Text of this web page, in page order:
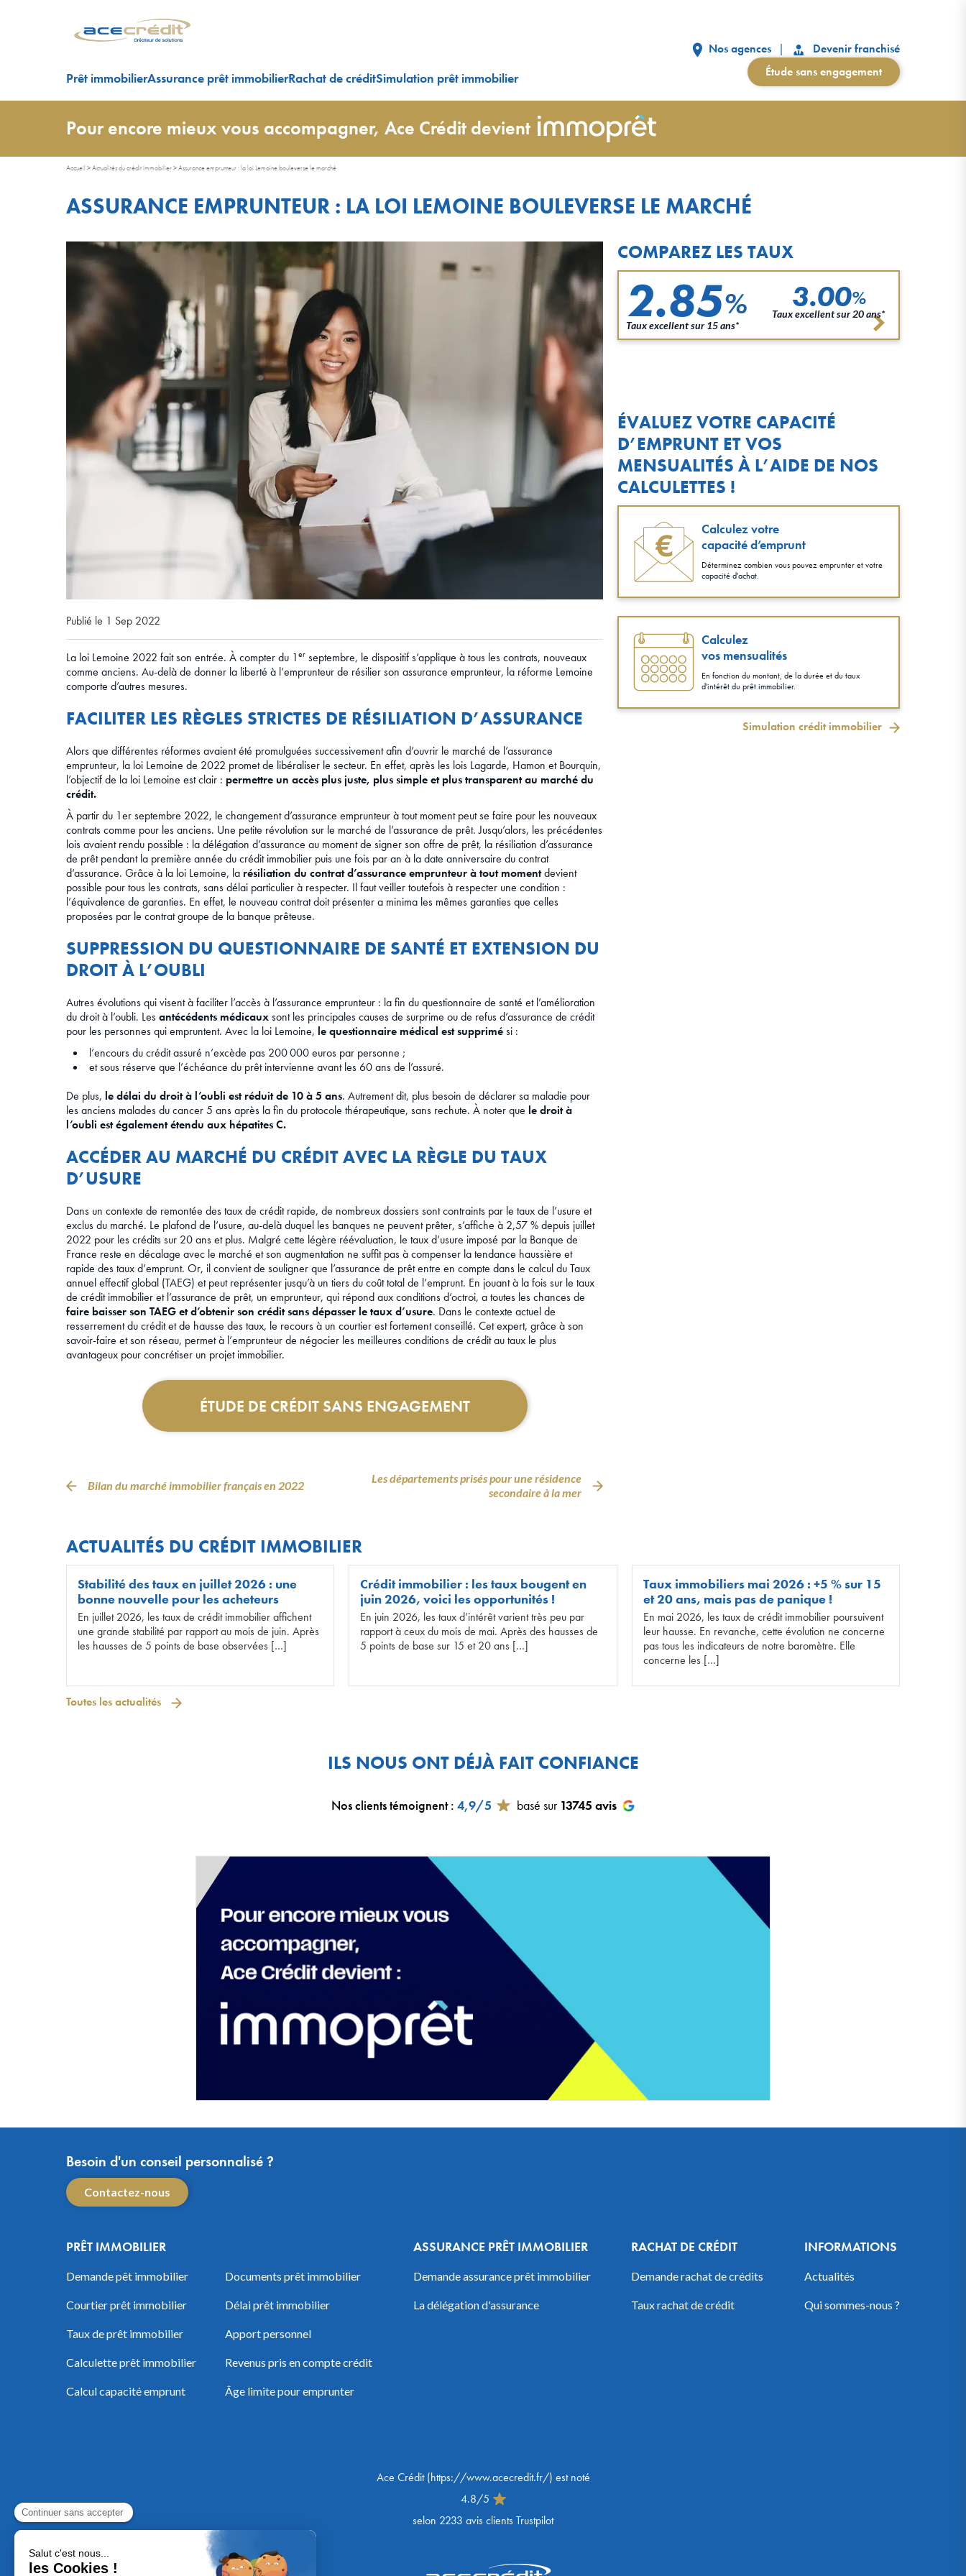
Prêt immobilierAssurance prêt immobilierRachat de créditSimulation prêt immobilier
Nos agences
Devenir franchisé
Étude sans engagement
Pour encore mieux vous accompagner, Ace Crédit devient
Accueil >Actualités du crédit immobilier>Assurance emprunteur : la loi Lemoine bouleverse le marché
ASSURANCE EMPRUNTEUR : LA LOI LEMOINE BOULEVERSE LE MARCHÉ
Publié le 1 Sep 2022
La loi Lemoine 2022 fait son entrée. À compter du 1er septembre, le dispositif s’applique à tous les contrats, nouveaux
comme anciens. Au-delà de donner la liberté à l’emprunteur de résilier son assurance emprunteur, la réforme Lemoine
comporte d’autres mesures.
FACILITER LES RÈGLES STRICTES DE RÉSILIATION D’ASSURANCE
Alors que différentes réformes avaient été promulguées successivement afin d’ouvrir le marché de l’assurance
emprunteur, la loi Lemoine de 2022 promet de libéraliser le secteur. En effet, après les lois Lagarde, Hamon et Bourquin,
l’objectif de la loi Lemoine est clair : permettre un accès plus juste, plus simple et plus transparent au marché du
crédit.
À partir du 1er septembre 2022, le changement d’assurance emprunteur à tout moment peut se faire pour les nouveaux
contrats comme pour les anciens. Une petite révolution sur le marché de l’assurance de prêt. Jusqu’alors, les précédentes
lois avaient rendu possible : la délégation d’assurance au moment de signer son offre de prêt, la résiliation d’assurance
de prêt pendant la première année du crédit immobilier puis une fois par an à la date anniversaire du contrat
d’assurance. Grâce à la loi Lemoine, la résiliation du contrat d’assurance emprunteur à tout momentdevient
possible pour tous les contrats, sans délai particulier à respecter. Il faut veiller toutefois à respecter une condition :
l’équivalence de garanties. En effet, le nouveau contrat doit présenter a minima les mêmes garanties que celles
proposées par le contrat groupe de la banque prêteuse.
SUPPRESSION DU QUESTIONNAIRE DE SANTÉ ET EXTENSION DU
DROIT À L’OUBLI
Autres évolutions qui visent à faciliter l’accès à l’assurance emprunteur : la fin du questionnaire de santé et l’amélioration
du droit à l’oubli. Lesantécédents médicauxsont les principales causes de surprime ou de refus d’assurance de crédit
pour les personnes qui empruntent. Avec la loi Lemoine, le questionnaire médical est supprimési :
l’encours du crédit assuré n’excède pas 200 000 euros par personne ;
et sous réserve que l’échéance du prêt intervienne avant les 60 ans de l’assuré.
De plus, le délai du droit à l’oubli est réduit de 10 à 5 ans. Autrement dit, plus besoin de déclarer sa maladie pour
les anciens malades du cancer 5 ans après la fin du protocole thérapeutique, sans rechute. À noter que le droit à
l’oubli est également étendu aux hépatites C.
ACCÉDER AU MARCHÉ DU CRÉDIT AVEC LA RÈGLE DU TAUX
D’USURE
Dans un contexte de remontée des taux de crédit rapide, de nombreux dossiers sont contraints par le taux de l’usure et
exclus du marché. Le plafond de l’usure, au-delà duquel les banques ne peuvent prêter, s’affiche à 2,57 % depuis juillet
2022 pour les crédits sur 20 ans et plus. Malgré cette légère réévaluation, le taux d’usure imposé par la Banque de
France reste en décalage avec le marché et son augmentation ne suffit pas à compenser la tendance haussière et
rapide des taux d’emprunt. Or, il convient de souligner que l’assurance de prêt entre en compte dans le calcul du Taux
annuel effectif global (TAEG) et peut représenter jusqu’à un tiers du coût total de l’emprunt. En jouant à la fois sur le taux
de crédit immobilier et l’assurance de prêt, un emprunteur, qui répond aux conditions d’octroi, a toutes les chances de
faire baisser son TAEG et d’obtenir son crédit sans dépasser le taux d’usure. Dans le contexte actuel de
resserrement du crédit et de hausse des taux, le recours à un courtier est fortement conseillé. Cet expert, grâce à son
savoir-faire et son réseau, permet à l’emprunteur de négocier les meilleures conditions de crédit au taux le plus
avantageux pour concrétiser un projet immobilier.
ÉTUDE DE CRÉDIT SANS ENGAGEMENT
Bilan du marché immobilier français en 2022
Les départements prisés pour une résidence
secondaire à la mer
COMPAREZ LES TAUX
2.85%
Taux excellent sur 15 ans*
3.00%
Taux excellent sur 20 ans*
ÉVALUEZ VOTRE CAPACITÉ
D’EMPRUNT ET VOS
MENSUALITÉS À L’AIDE DE NOS
CALCULETTES !
Calculez votre
capacité d’emprunt
Déterminez combien vous pouvez emprunter et votre
capacité d'achat.
Calculez
vos mensualités
En fonction du montant, de la durée et du taux
d'intérêt du prêt immobilier.
Simulation crédit immobilier
ACTUALITÉS DU CRÉDIT IMMOBILIER
Stabilité des taux en juillet 2026 : une
bonne nouvelle pour les acheteurs
En juillet 2026, les taux de crédit immobilier affichent
une grande stabilité par rapport au mois de juin. Après
les hausses de 5 points de base observées […]
Crédit immobilier : les taux bougent en
juin 2026, voici les opportunités !
En juin 2026, les taux d’intérêt varient très peu par
rapport à ceux du mois de mai. Après des hausses de
5 points de base sur 15 et 20 ans […]
Taux immobiliers mai 2026 : +5 % sur 15
et 20 ans, mais pas de panique !
En mai 2026, les taux de crédit immobilier poursuivent
leur hausse. En revanche, cette évolution ne concerne
pas tous les indicateurs de notre baromètre. Elle
concerne les […]
Toutes les actualités
ILS NOUS ONT DÉJÀ FAIT CONFIANCE
Nos clients témoignent: 4,9/5 basé sur 13745 avis
Besoin d'un conseil personnalisé ?
Contactez-nous
PRÊT IMMOBILIER
Demande pêt immobilier
Courtier prêt immobilier
Taux de prêt immobilier
Calculette prêt immobilier
Calcul capacité emprunt
Documents prêt immobilier
Délai prêt immobilier
Apport personnel
Revenus pris en compte crédit
Âge limite pour emprunter
ASSURANCE PRÊT IMMOBILIER
Demande assurance prêt immobilier
La délégation d'assurance
RACHAT DE CRÉDIT
Demande rachat de crédits
Taux rachat de crédit
INFORMATIONS
Actualités
Qui sommes-nous ?
Ace Crédit(https://www.acecredit.fr/) est noté
4.8/5
selon 2233 avis clients Trustpilot